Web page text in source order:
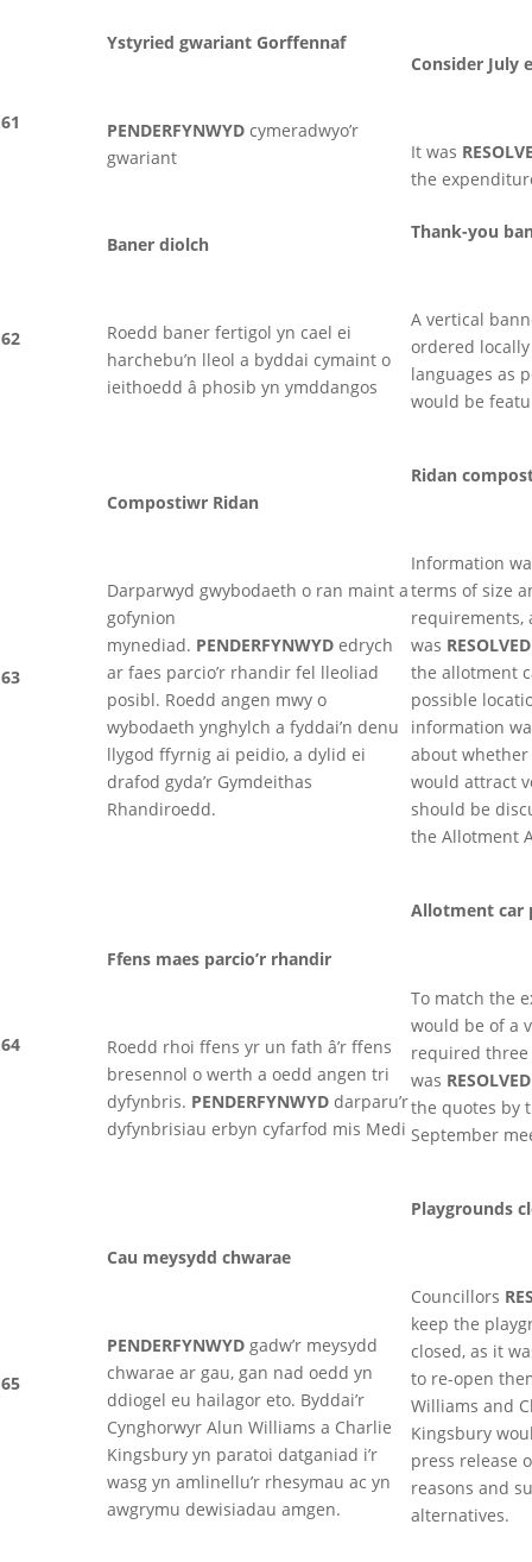
61
Ystyried gwariant Gorffennaf
PENDERFYNWYD cymeradwyo’r
gwariant
Consider July
It was
the
62
Baner diolch
Roedd baner fertigol yn cael ei
harchebu’n lleol a byddai cymaint o
ieithoedd â phosib yn ymddangos
Thank-you
A vertical
ordered
languages as
would be
63
Compostiwr Ridan
Darparwyd gwybodaeth o ran maint a
gofynion
mynediad. PENDERFYNWYD edrych
ar faes parcio’r rhandir fel lleoliad
posibl. Roedd angen mwy o
wybodaeth ynghylch a fyddai’n denu
llygod ffyrnig ai peidio, a dylid ei
drafod gyda’r Gymdeithas
Rhandiroedd.
Ridan
Information
terms of size
requirements,
was RESOLVED
the allotment
possible
information
about
would attract
should be
the Allotment
64
Ffens maes parcio’r rhandir
Roedd rhoi ffens yr un fath â’r ffens
bresennol o werth a oedd angen tri
dyfynbris. PENDERFYNWYD darparu’r
dyfynbrisiau erbyn cyfarfod mis Medi
Allotment car
To match the
would be of a
required
was
the quotes by
September
65
Cau meysydd chwarae
PENDERFYNWYD gadw’r meysydd
chwarae ar gau, gan nad oedd yn
ddiogel eu hailagor eto. Byddai’r
Cynghorwyr Alun Williams a Charlie
Kingsbury yn paratoi datganiad i’r
wasg yn amlinellu’r rhesymau ac yn
awgrymu dewisiadau amgen.
Playgrounds
Councillors
keep the
closed, as it
to re-open
Williams and
Kingsbury
press release
reasons and
alternatives.